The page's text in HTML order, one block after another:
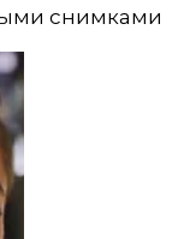
снимками